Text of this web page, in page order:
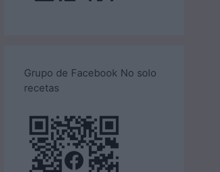
Grupo de Facebook No solo
recetas